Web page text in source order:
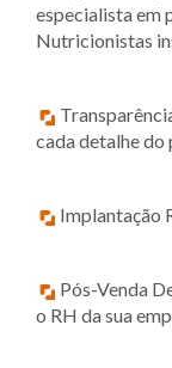
especialista em
Nutricionistas
cada detalhe do
Implantação
Pós-Venda
o RH da sua